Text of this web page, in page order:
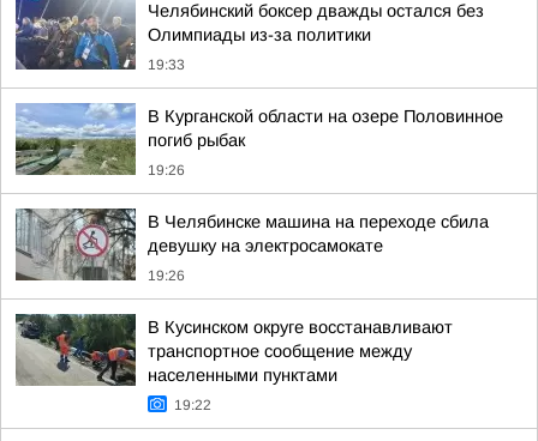
Челябинский боксер дважды остался без
Олимпиады из-за политики
19:33
В Курганской области на озере Половинное
погиб рыбак
19:26
В Челябинске машина на переходе сбила
девушку на электросамокате
19:26
В Кусинском округе восстанавливают
транспортное сообщение между
населенными пунктами
19:22